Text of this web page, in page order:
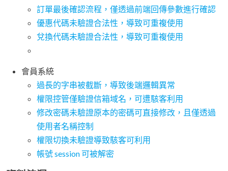
訂單最後確認流程，僅透過前端回傳參數進行確認
優惠代碼未驗證合法性，導致可重複使用
兌換代碼未驗證合法性，導致可重複使用
會員系統
過長的字串被截斷，導致後端邏輯異常
權限控管僅驗證信箱域名，可遭駭客利用
修改密碼未驗證原本的密碼可直接修改，且僅透過
使用者名稱控制
權限切換未驗證導致駭客可利用
帳號 session 可被解密